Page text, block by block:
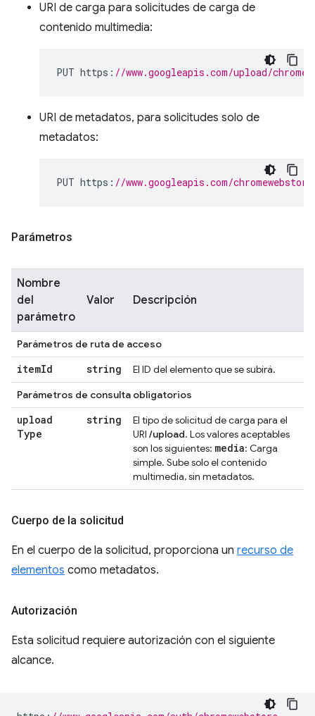
URI de carga para solicitudes de carga de
contenido multimedia:
PUT https : //www.googleapis.com/upload/
URI de metadatos, para solicitudes solo de
metadatos:
PUT https : //www.googleapis.com/
Parámetros
Nombre
del
parámetro
Valor Descripción
Parámetros de ruta de acceso
itemId string
El ID del elemento que se subirá.
Parámetros de consulta obligatorios
upload
Type
string
El tipo de solicitud de carga para el
URI /upload. Los valores aceptables
son los siguientes: media: Carga
simple. Sube solo el contenido
multimedia, sin metadatos.
Cuerpo de la solicitud
En el cuerpo de la solicitud, proporciona un recurso de
elementos como metadatos.
Autorización
Esta solicitud requiere autorización con el siguiente
alcance.